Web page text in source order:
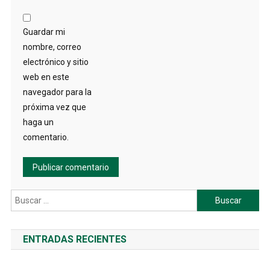
Guardar mi
nombre, correo
electrónico y sitio
web en este
navegador para la
próxima vez que
haga un
comentario.
Buscar:
ENTRADAS RECIENTES